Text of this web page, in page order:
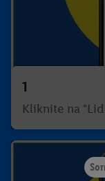
1
Kliknite na